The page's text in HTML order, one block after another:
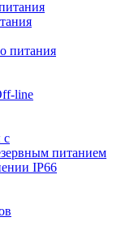
питания
line
с
питанием
IP66